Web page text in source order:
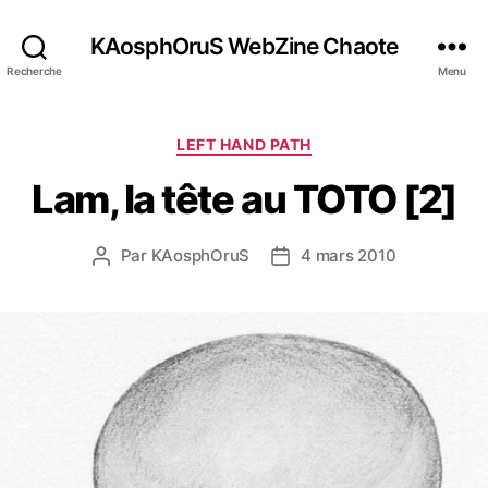
Recherche
KAosphOruS WebZine Chaote
Menu
C
t
é
o
e
s
LEFT HAND PATH
Lam, la tête au TOTO [2]
A
e
l
’
Par KAosphOruS
D
d
e
’
4 mars 2010